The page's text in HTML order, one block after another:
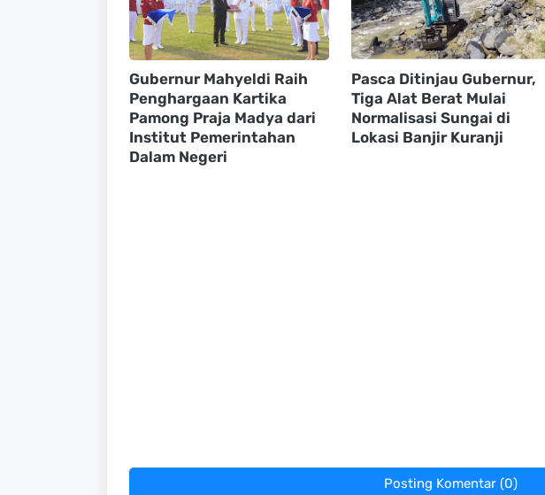
Gubernur Mahyeldi Raih
Penghargaan Kartika
Pamong Praja Madya dari
Institut Pemerintahan
Dalam Negeri
Pasca Ditinjau Gubernur,
Tiga Alat Berat Mulai
Normalisasi Sungai di
Lokasi Banjir Kuranji
Posting Komentar (0)